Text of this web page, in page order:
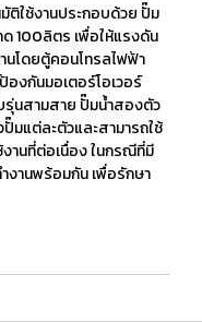
ใช้งานประกอบด้วย ปั๊ม
100ลิตร เพื่อให้แรงดัน
โดยตู้คอนโทรลไฟฟ้า
งกันมอเตอร์โอเวอร์
รุ่นสามสาย ปั๊มน้ำสองตัว
มแต่ละตัวและสามารถใช้
านที่ต่อเนื่อง ในกรณีที่มี
งานพร้อมกัน เพื่อรักษา